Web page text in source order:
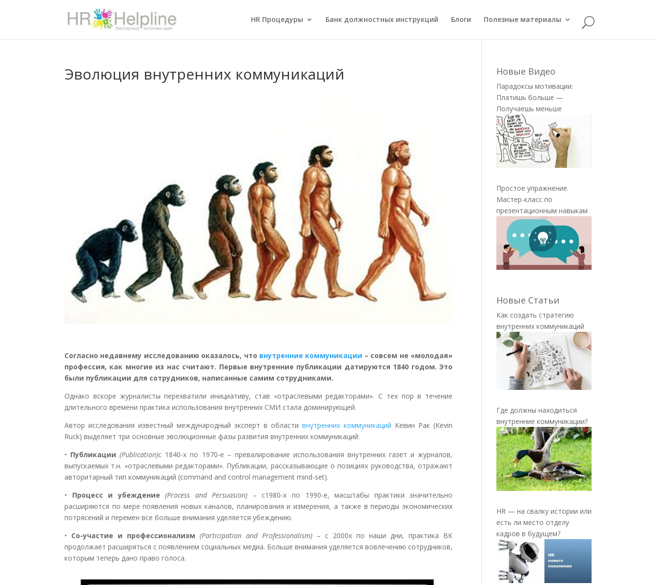
HR Процедуры Банк должностных инструкций Блоги Полезные материалы
Эволюция внутренних коммуникаций
Согласно недавнему исследованию оказалось, что внутренние коммуникации – совсем не «молодая»
профессия, как многие из нас считают. Первые внутренние публикации датируются 1840 годом. Это
были публикации для сотрудников, написанные самим сотрудниками.
Однако вскоре журналисты перехватили инициативу, став «отраслевыми редакторами». С тех пор в течение
длительного времени практика использования внутренних СМИ стала доминирующей.
Автор исследования известный международный эксперт в областивнутренних коммуникаций Кевин Рак (Kevin
Ruck) выделяет три основные эволюционные фазы развития внутренних коммуникаций:
• Публикации(Publication)с 1840-х по 1970-е – превалирование использования внутренних газет и журналов,
выпускаемых т.н. «отраслевыми редакторами». Публикации, рассказывающие о позициях руководства, отражают
авторитарный тип коммуникаций (command and control management mind-set).
• Процесс и убеждение (Process and Persuasion) – c1980-х по 1990-е, масштабы практики значительно
расширяются по мере появления новых каналов, планирования и измерения, а также в периоды экономических
потрясений и перемен все больше внимания уделяется убеждению.
• Со-участие и профессионализм (Participation and Professionalism) – с 2000х по наши дни, практика ВК
продолжает расширяться с появлением социальных медиа. Больше внимания уделяется вовлечению сотрудников,
которым теперь дано право голоса.
Новые Видео
Парадоксы мотивации:
Платишь больше —
Получаешь меньше
Простое упражнение.
Мастер-класс по
презентационным навыкам
Новые Статьи
Как создать стратегию
внутренних коммуникаций
Где должны находиться
внутренние коммуникации?
HR — на свалку истории или
есть ли место отделу
кадров в будущем?